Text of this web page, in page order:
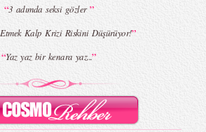
“3 adımda seksi gözler”
Kalp Krizi Riskini Düşürüyor!”
“Yaz yaz bir kenara yaz...”